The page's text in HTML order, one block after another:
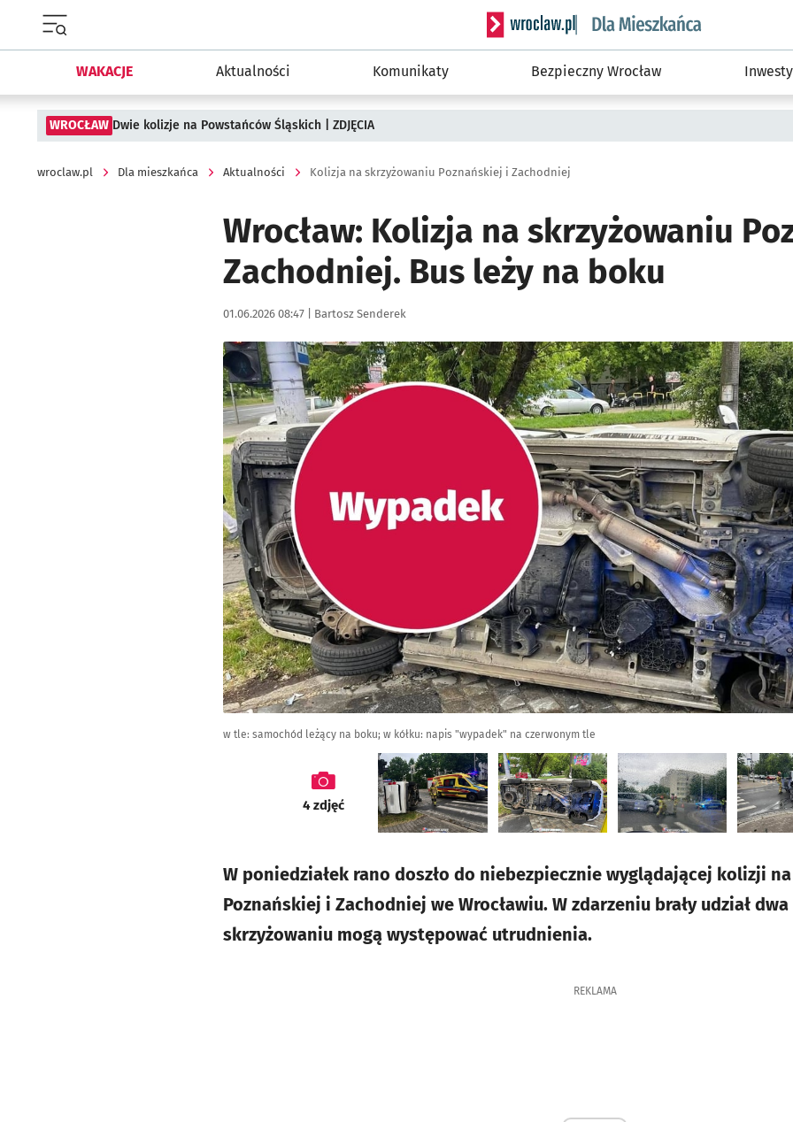
Serwis informacyjny wroclaw.pl podserwis: Dla
WAKACJE Aktualności Komunikaty Bezpieczny Wrocław
WROCŁAW Dwie kolizje na Powstańców Śląskich | ZDJĘCIA
wroclaw.pl Dla mieszkańca Aktualności Kolizja na skrzyżowaniu Poznańskiej i Zachodniej
Wrocław: Kolizja na skrzyżowaniu
Zachodniej. Bus leży na boku
Data publikacji:
01.06.2026 08:47 | Autor:
Bartosz Senderek
Kliknij, aby zobaczyć galerię
w tle: samochód leżący na boku; w kółku: napis "wypadek" na czerwonym tle
galeria
4zdjęć
W poniedziałek rano doszło do niebezpiecznie wyglądającej kolizji
Poznańskiej i Zachodniej we Wrocławiu. W zdarzeniu brały udział
skrzyżowaniu mogą występować utrudnienia.
REKLAMA